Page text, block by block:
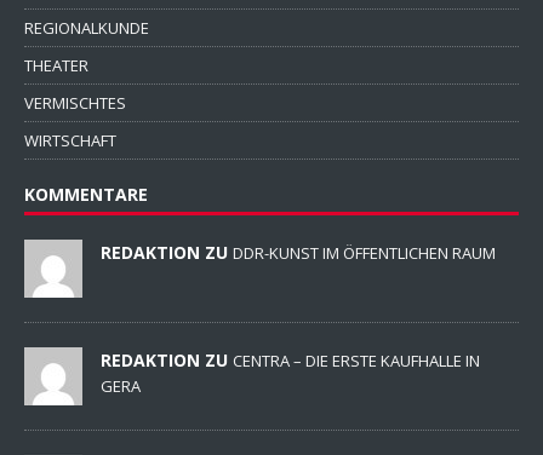
REGIONALKUNDE
THEATER
VERMISCHTES
WIRTSCHAFT
KOMMENTARE
REDAKTION ZU DDR-KUNST IM ÖFFENTLICHEN RAUM
REDAKTION ZU CENTRA – DIE ERSTE KAUFHALLE IN
GERA